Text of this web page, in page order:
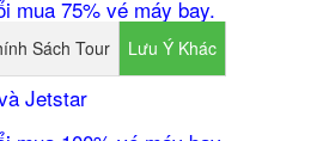
Sách Tour Lưu Ý Khác
mua 75% vé máy bay.
10% vé máy bay.
Jetstar